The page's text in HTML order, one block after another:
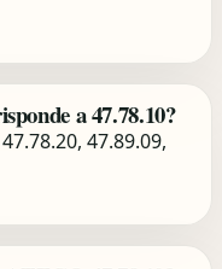
a 47.78.10?
47.89.09,